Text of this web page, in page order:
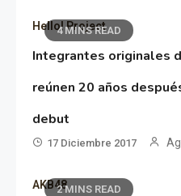
4 MINS READ
Hello! Project
Integrantes originales
reúnen 20 años
debut
17 Diciembre 2017
2 MINS READ
AKB48